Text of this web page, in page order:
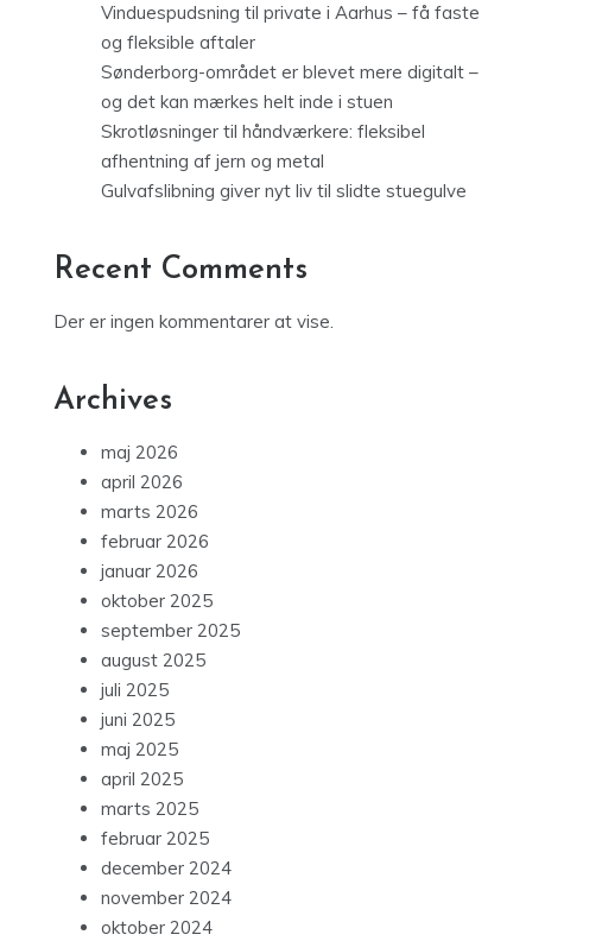
Vinduespudsning til private i Aarhus – få faste
og fleksible aftaler
Sønderborg-området er blevet mere digitalt –
og det kan mærkes helt inde i stuen
Skrotløsninger til håndværkere: fleksibel
afhentning af jern og metal
Gulvafslibning giver nyt liv til slidte stuegulve
Recent Comments
Der er ingen kommentarer at vise.
Archives
maj 2026
april 2026
marts 2026
februar 2026
januar 2026
oktober 2025
september 2025
august 2025
juli 2025
juni 2025
maj 2025
april 2025
marts 2025
februar 2025
december 2024
november 2024
oktober 2024